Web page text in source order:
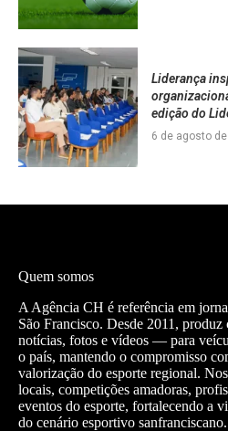
Liderança
edição do
6 de agosto
Quem somos
A Agência CH é referência em
São Francisco. Desde 2011,
notícias, fotos e vídeos — para
o país, mantendo o compromisso
valorização do esporte regional.
locais, competições amadoras,
eventos do esporte, fortalecendo a
do cenário esportivo sanfranciscano.